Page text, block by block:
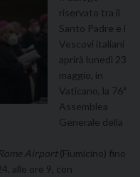
riservato tra il
Santo Padre e i
Vescovi italiani
aprirà lunedì 23
maggio, in
Vaticano, la 76ª
Assemblea
Generale della
Airport(Fiumicino) fino
alle ore 9, con